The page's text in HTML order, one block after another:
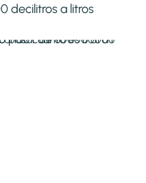
decilitros a litros